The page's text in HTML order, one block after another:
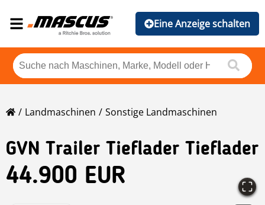
Eine Anzeige schalten
Landmaschinen Sonstige Landmaschinen
GVN Trailer Tieflader Tieflader
44.900 EUR